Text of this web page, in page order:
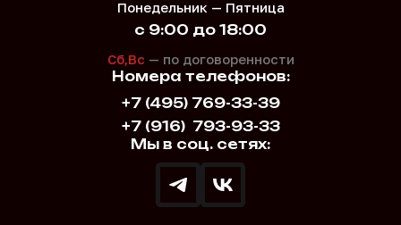
Номера телефонов:
+7 (495) 769-33-39
+7 (916) 793-93-33
Понедельник — Пятница
с 9:00 до 18:00
Сб,Вс — по договоренности
Мы в соц. сетях: